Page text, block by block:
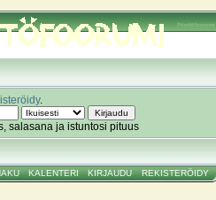
Pönttöfoorumi
.
salasana ja istuntosi pituus
KALENTERI KIRJAUDU REKISTERÖIDY